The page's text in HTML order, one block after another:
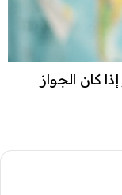
كان الجواز